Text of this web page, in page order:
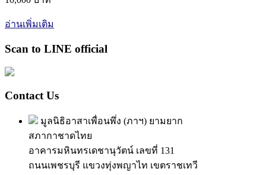
อ่านเพิ่มเติม
Scan to LINE official
Contact Us
มูลนิธิอาสาเพื่อนพึ่ง (ภาฯ) ยามยาก
สภากาชาดไทย
อาคารมหินทรเดชานุวัตน์ เลขที่ 131
ถนนเพชรบุรี แขวงทุ่งพญาไท เขตราชเทวี